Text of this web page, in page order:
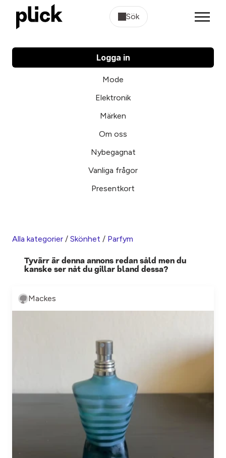
Sök
Logga in
Mode
Elektronik
Märken
Om oss
Nybegagnat
Vanliga frågor
Presentkort
Alla kategorier / Skönhet / Parfym
Tyvärr är denna annons redan såld men du
kanske ser nåt du gillar bland dessa?
Mackes